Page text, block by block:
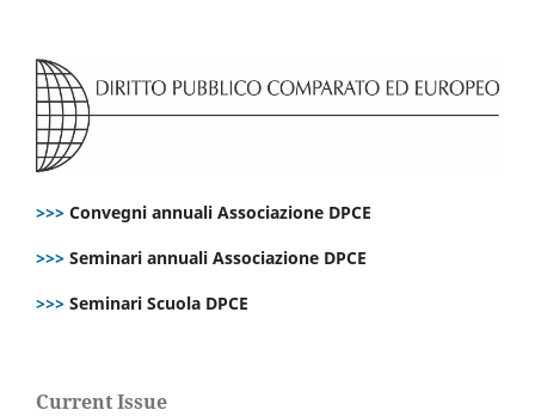
>>> Convegni annuali Associazione DPCE
>>> Seminari annuali Associazione DPCE
>>> Seminari Scuola DPCE
Current Issue